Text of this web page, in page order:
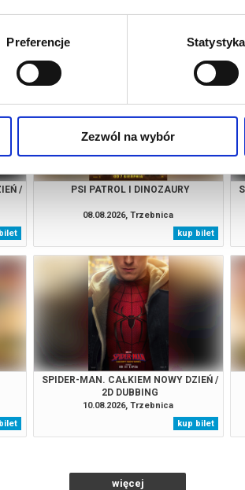
Preferencje Statystyka
Zezwól na wybór
/
PSI PATROL I DINOZAURY
08.08.2026, Trzebnica
kup bilet
SPIDER-MAN. CAŁKIEM NOWY DZIEŃ /
2D DUBBING
10.08.2026, Trzebnica
kup bilet
więcej